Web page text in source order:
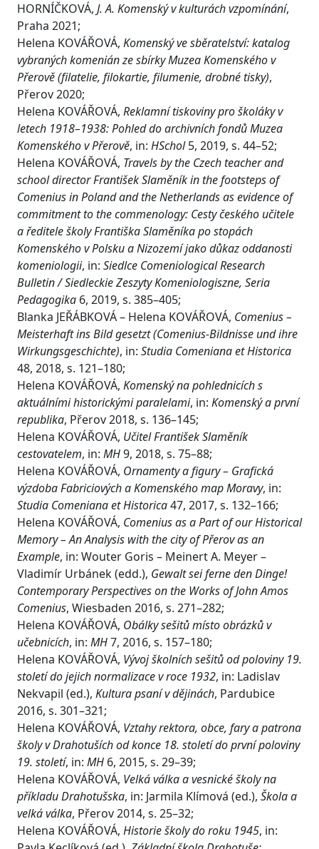
HORNÍČKOVÁ, J. A. Komenský v kulturách vzpomínání,
Praha 2021;
Helena KOVÁŘOVÁ, Komenský ve sběratelství: katalog
vybraných komenián ze sbírky Muzea Komenského v
Přerově (filatelie, filokartie, filumenie, drobné tisky),
Přerov 2020;
Helena KOVÁŘOVÁ, Reklamní tiskoviny pro školáky v
letech 1918–1938: Pohled do archivních fondů Muzea
Komenského v Přerově, in: HSchol5, 2019, s. 44–52;
Helena KOVÁŘOVÁ, Travels by the Czech teacher and
school director František Slaměník in the footsteps of
Comenius in Poland and the Netherlands as evidence of
commitment to the commenology: Cesty českého učitele
a ředitele školy Františka Slaměníka po stopách
Komenského v Polsku a Nizozemí jako důkaz oddanosti
komeniologii, in: Siedlce Comeniological Research
Bulletin / Siedleckie Zeszyty Komeniologiszne, Seria
Pedagogika 6, 2019, s. 385–405;
Blanka JEŘÁBKOVÁ – Helena KOVÁŘOVÁ, Comenius –
Meisterhaft ins Bild gesetzt (Comenius-Bildnisse und ihre
Wirkungsgeschichte), in: Studia Comeniana et Historica
48, 2018, s. 121–180;
Helena KOVÁŘOVÁ, Komenský na pohlednicích s
aktuálními historickými paralelami, in: Komenský a první
republika, Přerov 2018, s. 136–145;
Helena KOVÁŘOVÁ, Učitel František Slaměník
cestovatelem, in: MH9, 2018, s. 75–88;
Helena KOVÁŘOVÁ, Ornamenty a figury – Grafická
výzdoba Fabriciových a Komenského map Moravy, in:
Studia Comeniana et Historica47, 2017, s. 132–166;
Helena KOVÁŘOVÁ, Comenius as a Part of our Historical
Memory – An Analysis with the city of Přerov as an
Example, in: Wouter Goris – Meinert A. Meyer –
Vladimír Urbánek (edd.), Gewalt sei ferne den Dinge!
Contemporary Perspectives on the Works of John Amos
Comenius, Wiesbaden 2016, s. 271–282;
Helena KOVÁŘOVÁ, Obálky sešitů místo obrázků v
učebnicích, in: MH7, 2016, s. 157–180;
Helena KOVÁŘOVÁ, Vývoj školních sešitů od poloviny 19.
století do jejich normalizace v roce 1932, in: Ladislav
Nekvapil (ed.), Kultura psaní v dějinách, Pardubice
2016, s. 301–321;
Helena KOVÁŘOVÁ, Vztahy rektora, obce, fary a patrona
školy v Drahotuších od konce 18. století do první poloviny
19. století, in: MH 6, 2015, s. 29–39;
Helena KOVÁŘOVÁ, Velká válka a vesnické školy na
příkladu Drahotušska, in: Jarmila Klímová (ed.), Škola a
velká válka, Přerov 2014, s. 25–32;
Helena KOVÁŘOVÁ, Historie školy do roku 1945, in: